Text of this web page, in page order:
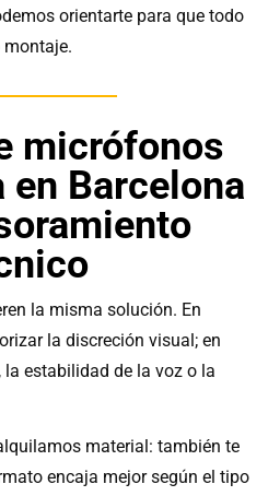
orientarte para que todo
montaje.
micrófonos
en Barcelona
la misma solución. En
la discreción visual; en
estabilidad de la voz o la
material: también te
encaja mejor según el tipo